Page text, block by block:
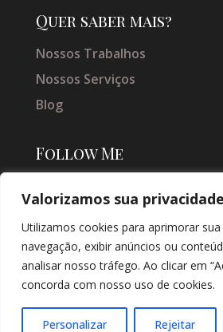
Valorizamos sua privacidade
Utilizamos cookies para aprimorar sua
navegação, exibir anúncios ou
analisar nosso tráfego. Ao clicar em
concorda com nosso uso de cookies.
Personalizar Rejeitar
Quer saber mais?
Nossos Trabalhos
Nossos Serviços
Blog
Follow Me
SOLUÇÕES DIGITAIS |
CRIAÇÃO DE SITES